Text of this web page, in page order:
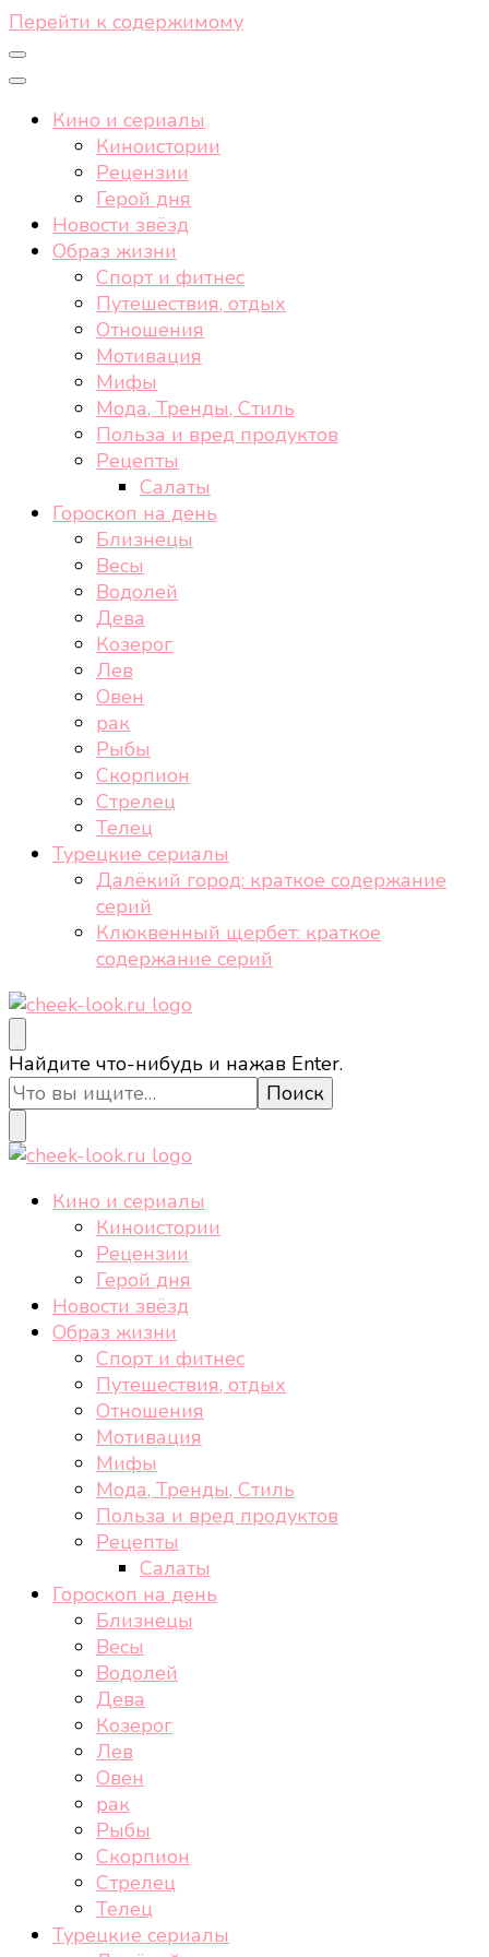
Перейти к содержимому
Кино и сериалы
Киноистории
Рецензии
Герой дня
Новости звёзд
Образ жизни
Спорт и фитнес
Путешествия, отдых
Отношения
Мотивация
Мифы
Мода, Тренды, Стиль
Польза и вред продуктов
Рецепты
Салаты
Гороскоп на день
Близнецы
Весы
Водолей
Дева
Козерог
Лев
Овен
рак
Рыбы
Скорпион
Стрелец
Телец
Турецкие сериалы
Далёкий город: краткое содержание
серий
Клюквенный щербет: краткое
содержание серий
cheek-look.ru
Женский сайт о звездах и кино, а также трендах,
здоровом образе жизни, спорте, стиле, отдыхе и
еде.
Ищите
что-
то?
Найдите что-нибудь и нажав Enter.
cheek-look.ru
Женский сайт о звездах и кино, а также трендах,
здоровом образе жизни, спорте, стиле, отдыхе и
Кино и сериалы
Киноистории
Рецензии
Герой дня
Новости звёзд
Образ жизни
Спорт и фитнес
Путешествия, отдых
Отношения
Мотивация
Мифы
Мода, Тренды, Стиль
Польза и вред продуктов
Рецепты
Салаты
Гороскоп на день
Близнецы
Весы
Водолей
Дева
Козерог
Лев
Овен
рак
Рыбы
Скорпион
Стрелец
Телец
Турецкие сериалы